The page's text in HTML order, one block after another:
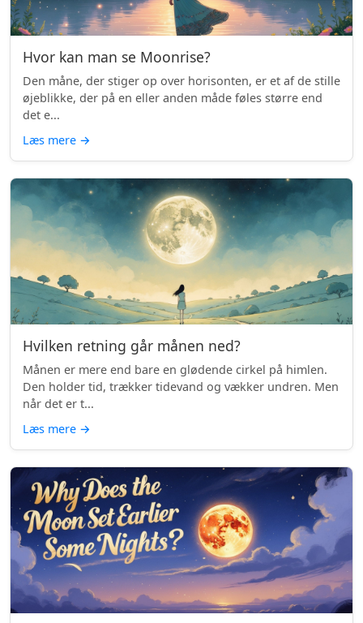
Hvor kan man se Moonrise?
Den måne, der stiger op over horisonten, er et af de stille
øjeblikke, der på en eller anden måde føles større end
det e...
Læs mere →
Hvilken retning går månen ned?
Månen er mere end bare en glødende cirkel på himlen.
Den holder tid, trækker tidevand og vækker undren. Men
når det er t...
Læs mere →